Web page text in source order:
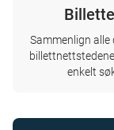
Sammenlign alle
enkelt